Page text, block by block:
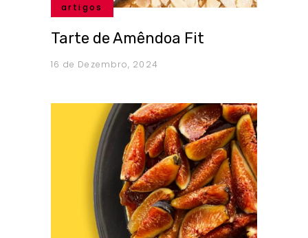
artigos
Tarte de Amêndoa Fit
16 de Dezembro, 2024